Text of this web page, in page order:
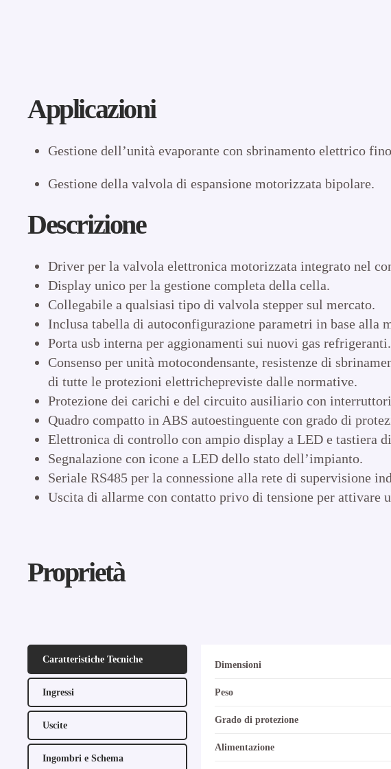
Applicazioni
Gestione dell’unità evaporante con sbrinamento elettrico
Gestione della valvola di espansione motorizzata bipolare.
Descrizione
Driver per la valvola elettronica motorizzata integrato nel
Display unico per la gestione completa della cella.
Collegabile a qualsiasi tipo di valvola stepper sul mercato.
Inclusa tabella di autoconfigurazione parametri in base alla
Porta usb interna per aggionamenti sui nuovi gas refrigeranti.
Consenso per unità motocondensante, resistenze di
di tutte le protezioni elettrichepreviste dalle normative.
Protezione dei carichi e del circuito ausiliario con
Quadro compatto in ABS autoestinguente con grado di
Elettronica di controllo con ampio display a LED e tastiera
Segnalazione con icone a LED dello stato dell’impianto.
Seriale RS485 per la connessione alla rete di supervisione
Uscita di allarme con contatto privo di tensione per
Proprietà
Dimensioni
Peso
Grado di protezione
Alimentazione
Caratteristiche Tecniche
Ingressi
Uscite
Ingombri e Schema